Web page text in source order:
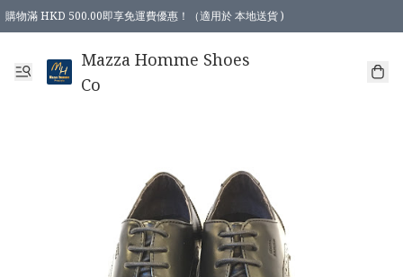
購物滿 HKD 500.00即享免運費優惠！（適用於 本地送貨 )
Mazza Homme Shoes
Co